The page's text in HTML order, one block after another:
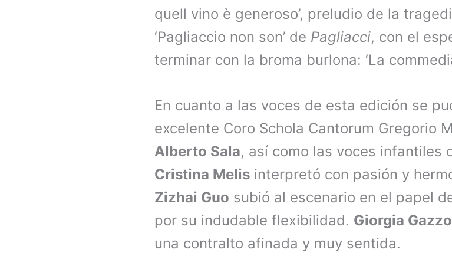
quell vino è generoso’, preludio de la
‘Pagliaccio non son’ de Pagliacci, con el
terminar con la broma burlona: ‘La
En cuanto a las voces de esta edición se
excelente Coro Schola Cantorum Gregorio
Alberto Sala, así como las voces infantiles
Cristina Melis interpretó con pasión y
Zizhai Guo subió al escenario en el papel
por su indudable flexibilidad. Giorgia
una contralto afinada y muy sentida.